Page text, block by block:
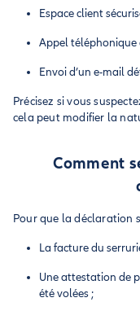
Espace client
Appel téléphonique
Envoi d’un e-mail
Précisez si vous
cela peut modifier la
Comment
Pour que la déclaration
La facture du
Une attestation de
été volées ;